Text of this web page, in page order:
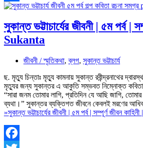
Share
সুকান্ত ভট্টাচার্যের জীবনী | ৫ম পর্ব |
Sukanta
জীবনী / স্মৃতিকথা,ব্লগ, সুকান্ত ভট্টাচার্য
ছ. মৃত্যু চিন্তাঃ মৃত্যু কামনায় সুকান্ত রবীন্দ্রনাথের
মৃত্যুর জন্য সুকান্তর এ আকুতি সম্ভবত নিম্নোক্ত
“সারা জনম তোমার লাগি, প্রতিদিন যে আছি জাগি,
ব্যথা।” সুকান্তর ব্যক্তিগত জীবনে কেবলই মরণের
»সুকান্ত ভট্টাচার্যের জীবনী | ৫ম পর্ব | সম্পূর্ণ জীবন